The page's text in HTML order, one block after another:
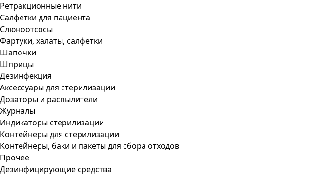
Ретракционные нити
Салфетки для пациента
Слюноотсосы
Фартуки, халаты, салфетки
Шапочки
Шприцы
Дезинфекция
Аксессуары для стерилизации
Дозаторы и распылители
Журналы
Индикаторы стерилизации
Контейнеры для стерилизации
Контейнеры, баки и пакеты для сбора отходов
Прочее
Дезинфицирующие средства